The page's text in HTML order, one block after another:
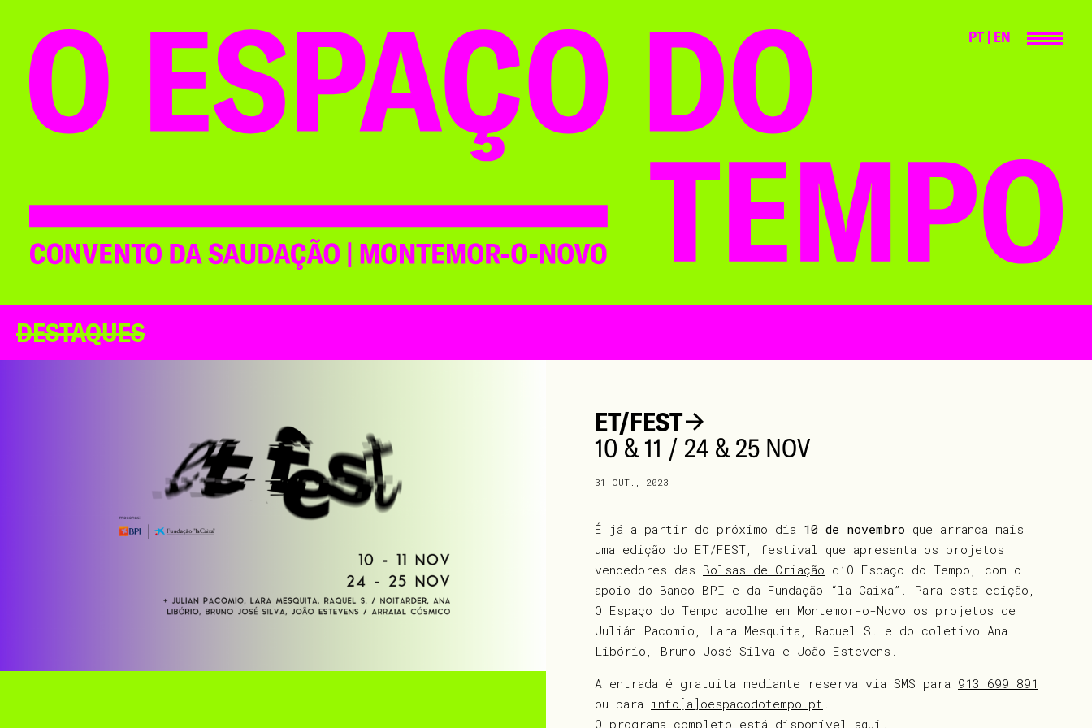
PT | EN
DESTAQUES
ET/FEST
10 & 11 / 24 & 25 NOV
31 OUT., 2023
É já a partir do próximo dia 10 de novembro que arranca mais
uma edição do ET/FEST, festival que apresenta os projetos
vencedores das Bolsas de Criação d’O Espaço do Tempo, com o
apoio do Banco BPI e da Fundação “la Caixa”. Para esta edição,
O Espaço do Tempo acolhe em Montemor-o-Novo os projetos de
Julián Pacomio, Lara Mesquita, Raquel S. e do coletivo Ana
Libório, Bruno José Silva e João Estevens.
A entrada é gratuita mediante reserva via SMS para 913 699 891
ou para info[a]oespacodotempo.pt .
O programa completo está disponível aqui .